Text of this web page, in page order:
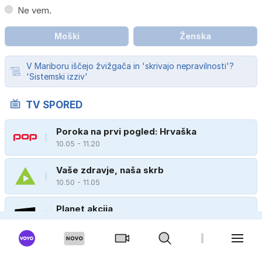
Ne vem.
Moški Ženska
V Mariboru iščejo žvižgača in 'skrivajo nepravilnosti'?
'Sistemski izziv'
TV SPORED
Poroka na prvi pogled: Hrvaška
10.05 - 11.20
Vaše zdravje, naša skrb
10.50 - 11.05
Planet akcija
10.40 - 11.05
Zvezde otoka ljubezni